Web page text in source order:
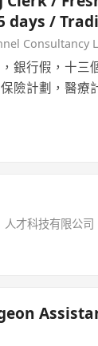
days /
Consultancy
銀行假，十三
險計劃，醫療
人才科技有限公司